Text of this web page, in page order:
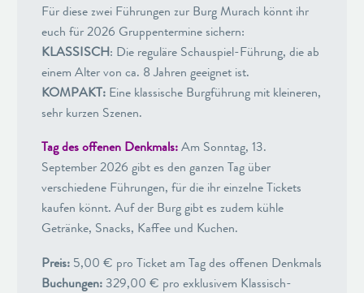
Für diese zwei Führungen zur Burg Murach könnt ihr
euch für 2026 Gruppentermine sichern:
KLASSISCH: Die reguläre Schauspiel-Führung, die ab
einem Alter von ca. 8 Jahren geeignet ist.
KOMPAKT: Eine klassische Burgführung mit kleineren,
sehr kurzen Szenen.
Tag des offenen Denkmals:Am Sonntag, 13.
September 2026 gibt es den ganzen Tag über
verschiedene Führungen, für die ihr einzelne Tickets
kaufen könnt. Auf der Burg gibt es zudem kühle
Getränke, Snacks, Kaffee und Kuchen.
Preis: 5,00 € pro Ticket am Tag des offenen Denkmals
Buchungen:329,00 € pro exklusivem Klassisch-